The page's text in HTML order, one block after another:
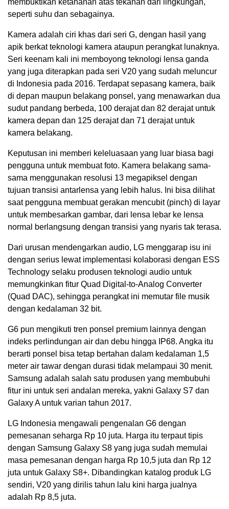
membuktikan ketahanan atas tekanan dari lingkungan,
seperti suhu dan sebagainya.
Kamera adalah ciri khas dari seri G, dengan hasil yang
apik berkat teknologi kamera ataupun perangkat lunaknya.
Seri keenam kali ini memboyong teknologi lensa ganda
yang juga diterapkan pada seri V20 yang sudah meluncur
di Indonesia pada 2016. Terdapat sepasang kamera, baik
di depan maupun belakang ponsel, yang menawarkan dua
sudut pandang berbeda, 100 derajat dan 82 derajat untuk
kamera depan dan 125 derajat dan 71 derajat untuk
kamera belakang.
Keputusan ini memberi keleluasaan yang luar biasa bagi
pengguna untuk membuat foto. Kamera belakang sama-
sama menggunakan resolusi 13 megapiksel dengan
tujuan transisi antarlensa yang lebih halus. Ini bisa dilihat
saat pengguna membuat gerakan mencubit (pinch) di layar
untuk membesarkan gambar, dari lensa lebar ke lensa
normal berlangsung dengan transisi yang nyaris tak terasa.
Dari urusan mendengarkan audio, LG menggarap isu ini
dengan serius lewat implementasi kolaborasi dengan ESS
Technology selaku produsen teknologi audio untuk
memungkinkan fitur Quad Digital-to-Analog Converter
(Quad DAC), sehingga perangkat ini memutar file musik
dengan kedalaman 32 bit.
G6 pun mengikuti tren ponsel premium lainnya dengan
indeks perlindungan air dan debu hingga IP68. Angka itu
berarti ponsel bisa tetap bertahan dalam kedalaman 1,5
meter air tawar dengan durasi tidak melampaui 30 menit.
Samsung adalah salah satu produsen yang membubuhi
fitur ini untuk seri andalan mereka, yakni Galaxy S7 dan
Galaxy A untuk varian tahun 2017.
LG Indonesia mengawali pengenalan G6 dengan
pemesanan seharga Rp 10 juta. Harga itu terpaut tipis
dengan Samsung Galaxy S8 yang juga sudah memulai
masa pemesanan dengan harga Rp 10,5 juta dan Rp 12
juta untuk Galaxy S8+. Dibandingkan katalog produk LG
sendiri, V20 yang dirilis tahun lalu kini harga jualnya
adalah Rp 8,5 juta.